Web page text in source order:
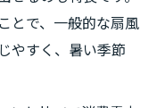
とで、一般的な扇風
やすく、暑い季節